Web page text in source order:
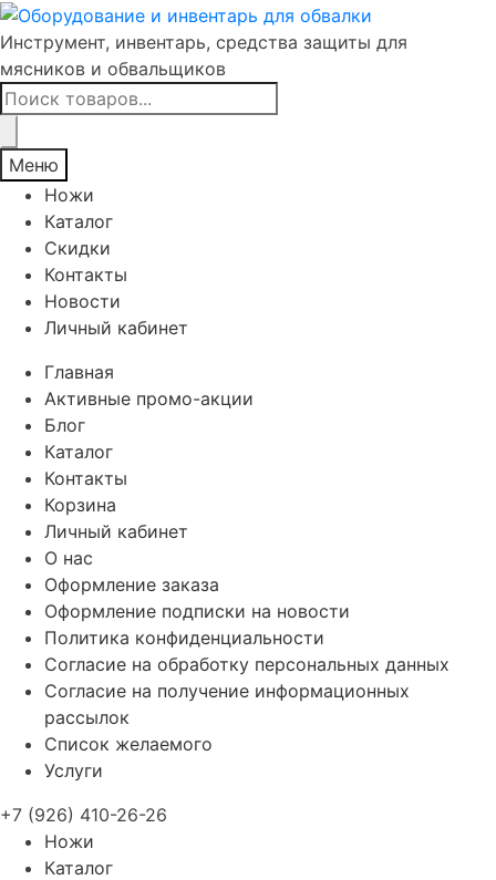
Инструмент, инвентарь, средства защиты для
мясников и обвальщиков
Поиск
товаров
Меню
Ножи
Каталог
Скидки
Контакты
Новости
Личный кабинет
Главная
Активные промо-акции
Блог
Каталог
Контакты
Корзина
Личный кабинет
О нас
Оформление заказа
Оформление подписки на новости
Политика конфиденциальности
Согласие на обработку персональных данных
Согласие на получение информационных
рассылок
Список желаемого
Услуги
+7 (926) 410-26-26
Ножи
Каталог